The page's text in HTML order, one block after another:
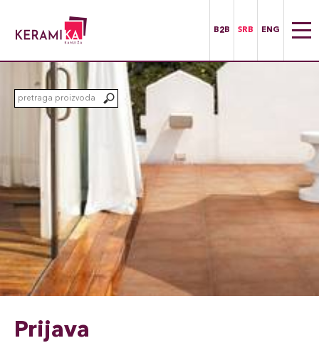
B2B SRB ENG
Prijava